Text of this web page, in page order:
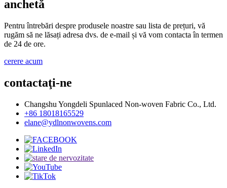
anchetă
Pentru întrebări despre produsele noastre sau lista de prețuri, vă
rugăm să ne lăsați adresa dvs. de e-mail și vă vom contacta în termen
de 24 de ore.
cerere acum
contactaţi-ne
Changshu Yongdeli Spunlaced Non-woven Fabric Co., Ltd.
+86 18018165529
elane@ydlnonwovens.com